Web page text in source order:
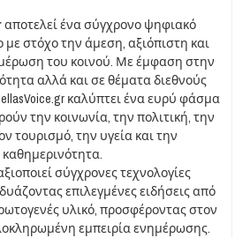
αποτελεί ένα σύγχρονο ψηφιακό
στόχο την άμεση, αξιόπιστη και
του κοινού. Με έμφαση στην
αλλά και σε θέματα διεθνούς
καλύπτει ένα ευρύ φάσμα
την κοινωνία, την πολιτική, την
τουρισμό, την υγεία και την
καθημερινότητα.
σύγχρονες τεχνολογίες
επιλεγμένες ειδήσεις από
υλικό, προσφέροντας στον
εμπειρία ενημέρωσης.